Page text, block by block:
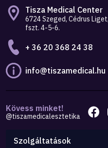
Tisza Medical Center
6724 Szeged, Cédrus
fszt. 4-5-6.
+ 36 20 368 24 38
info@tiszamedical.hu
Kövess minket!
@tiszamedicalesztetika
Szolgáltatások